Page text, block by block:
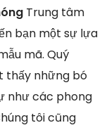
Trung tâm
bạn một sự lựa
mã. Quý
thấy những bó
như các phong
tôi cũng